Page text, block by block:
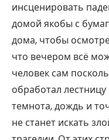
инсценировать
домой якобы с
дома, чтобы
что вечером всё
человек сам
обработал
темнота, дождь и
не станет искать